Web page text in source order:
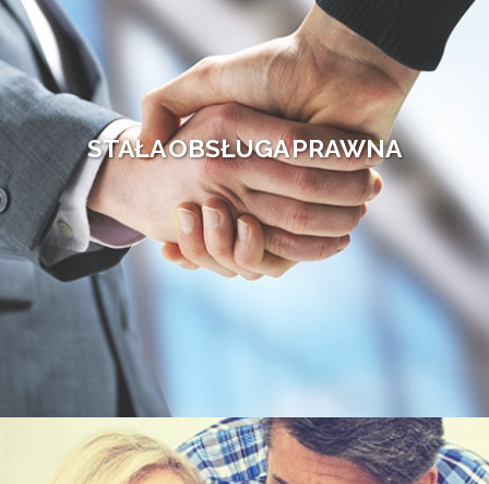
STAŁA OBSŁUGA PRAWNA